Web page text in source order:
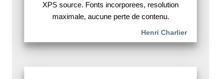
XPS source. Fonts incorporees, resolution
maximale, aucune perte de contenu.
Henri Charlier